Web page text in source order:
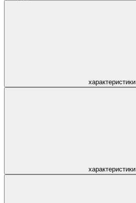
характеристики
характеристики